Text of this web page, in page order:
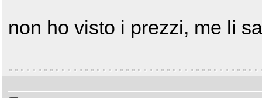
non ho visto i prezzi, me li